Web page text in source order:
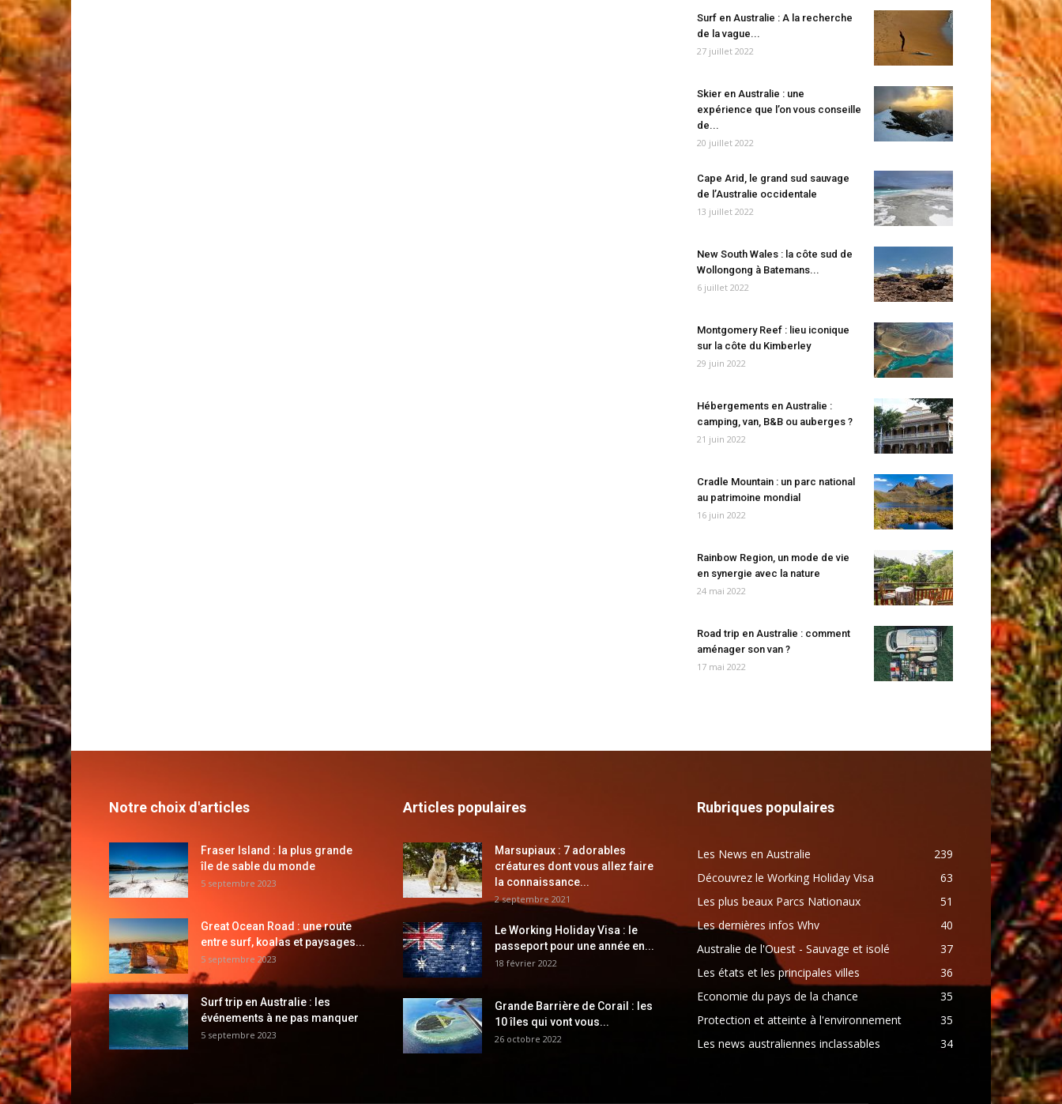
Surf en Australie : A la recherche
de la vague...
27 juillet 2022
Skier en Australie : une
expérience que l’on vous conseille
de...
20 juillet 2022
Cape Arid, le grand sud sauvage
de l’Australie occidentale
13 juillet 2022
New South Wales : la côte sud de
Wollongong à Batemans...
6 juillet 2022
Montgomery Reef : lieu iconique
sur la côte du Kimberley
29 juin 2022
Hébergements en Australie :
camping, van, B&B ou auberges ?
21 juin 2022
Cradle Mountain : un parc national
au patrimoine mondial
16 juin 2022
Rainbow Region, un mode de vie
en synergie avec la nature
24 mai 2022
Road trip en Australie : comment
aménager son van ?
17 mai 2022
Notre choix d'articles
Fraser Island : la plus grande
île de sable du monde
5 septembre 2023
Great Ocean Road : une route
entre surf, koalas et paysages...
5 septembre 2023
Surf trip en Australie : les
événements à ne pas manquer
5 septembre 2023
Articles populaires
Marsupiaux : 7 adorables
créatures dont vous allez faire
la connaissance...
2 septembre 2021
Le Working Holiday Visa : le
passeport pour une année en...
18 février 2022
Grande Barrière de Corail : les
10 îles qui vont vous...
26 octobre 2022
Rubriques populaires
Les News en Australie
239
Découvrez le Working Holiday Visa
63
Les plus beaux Parcs Nationaux
51
Les dernières infos Whv
40
Australie de l'Ouest - Sauvage et isolé
37
Les états et les principales villes
36
Economie du pays de la chance
35
Protection et atteinte à l'environnement
35
Les news australiennes inclassables
34